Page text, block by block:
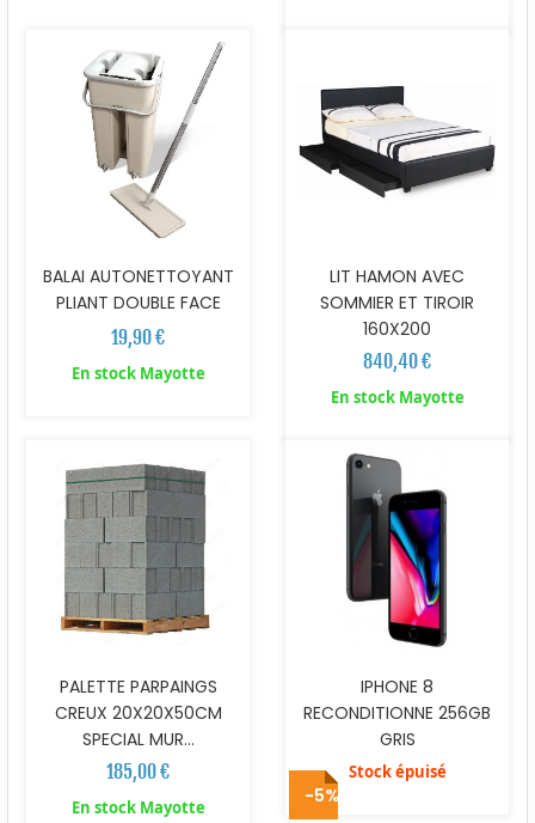
BALAI AUTONETTOYANT
PLIANT DOUBLE FACE
19,90 €
En stock Mayotte
LIT HAMON AVEC
SOMMIER ET TIROIR
160X200
840,40 €
En stock Mayotte
PALETTE PARPAINGS
CREUX 20X20X50CM
SPECIAL MUR...
185,00 €
En stock Mayotte
IPHONE 8
RECONDITIONNE 256GB
GRIS
Stock épuisé
-5%